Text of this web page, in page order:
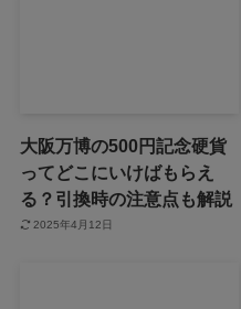
大阪万博の500円記念硬貨
ってどこにいけばもらえ
る？引換時の注意点も解説
2025年4月12日